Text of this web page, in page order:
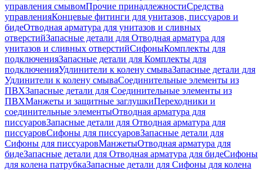
управления смывомПрочие принадлежностиСредства
управленияКонцевые фитинги для унитазов, писсуаров и
бидеОтводная арматура для унитазов и сливных
отверстийЗапасные детали для Отводная арматура для
унитазов и сливных отверстийСифоныКомплекты для
подключенияЗапасные детали для Комплекты для
подключенияУдлинители к колену смываЗапасные детали для
Удлинители к колену смываСоединительные элементы из
ПВХЗапасные детали для Соединительные элементы из
ПВХМанжеты и защитные заглушкиПереходники и
соединительные элементыОтводная арматура для
писсуаровЗапасные детали для Отводная арматура для
писсуаровCифоны для писсуаровЗапасные детали для
Cифоны для писсуаровМанжетыОтводная арматура для
бидеЗапасные детали для Отводная арматура для бидеСифоны
для колена патрубкаЗапасные детали для Сифоны для колена